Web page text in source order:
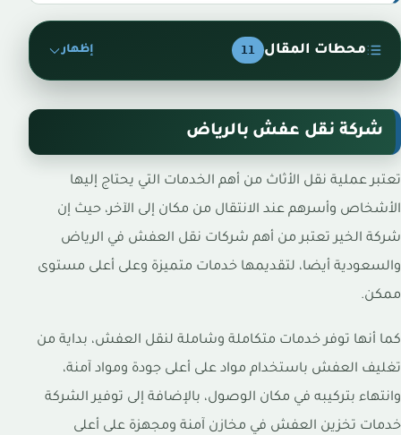
محطات المقال 11 إظهار
شركة نقل عفش بالرياض
تعتبر عملية نقل الأثاث من أهم الخدمات التي يحتاج إليها
الأشخاص وأسرهم عند الانتقال من مكان إلى الآخر، حيث إن
شركة الخير تعتبر من أهم شركات نقل العفش في الرياض
والسعودية أيضا، لتقديمها خدمات متميزة وعلى أعلى مستوى
ممكن.
كما أنها توفر خدمات متكاملة وشاملة لنقل العفش، بداية من
تغليف العفش باستخدام مواد على أعلى جودة ومواد آمنة،
وانتهاء بتركيبه في مكان الوصول، بالإضافة إلى توفير الشركة
خدمات تخزين العفش في مخازن آمنة ومجهزة على أعلى